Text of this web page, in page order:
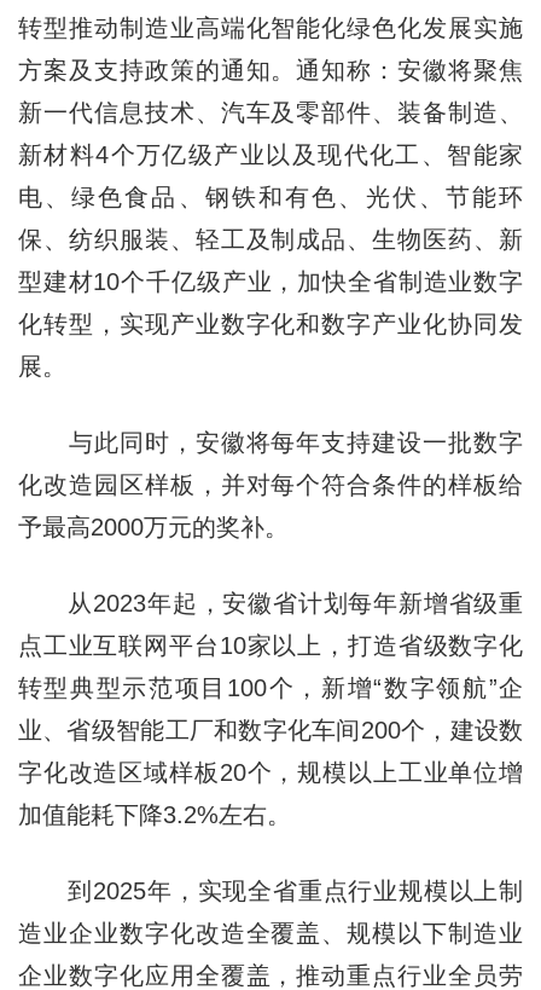
转型推动制造业高端化智能化绿色化发展实施
方案及支持政策的通知。通知称：安徽将聚焦
新一代信息技术、汽车及零部件、装备制造、
新材料4个万亿级产业以及现代化工、智能家
电、绿色食品、钢铁和有色、光伏、节能环
保、纺织服装、轻工及制成品、生物医药、新
型建材10个千亿级产业，加快全省制造业数字
化转型，实现产业数字化和数字产业化协同发
展。
与此同时，安徽将每年支持建设一批数字
化改造园区样板，并对每个符合条件的样板给
予最高2000万元的奖补。
从2023年起，安徽省计划每年新增省级重
点工业互联网平台10家以上，打造省级数字化
转型典型示范项目100个，新增“数字领航”企
业、省级智能工厂和数字化车间200个，建设数
字化改造区域样板20个，规模以上工业单位增
加值能耗下降3.2%左右。
到2025年，实现全省重点行业规模以上制
造业企业数字化改造全覆盖、规模以下制造业
企业数字化应用全覆盖，推动重点行业全员劳